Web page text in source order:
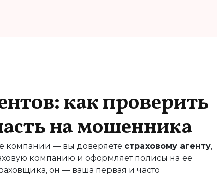
как проверить
на мошенника
компании — вы доверяете страховому агенту,
компанию и оформляет полисы на её
, он — ваша первая и часто